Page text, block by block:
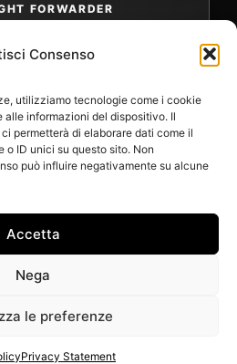
Consenso
utilizziamo tecnologie come i cookie
informazioni del dispositivo. Il
permetterà di elaborare dati come il
ID unici su questo sito. Non
può influire negativamente su alcune
Accetta
Nega
le preferenze
Privacy Statement
FORWARDER
OF: